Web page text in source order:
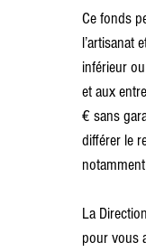
Ce fonds
l’artisanat
inférieur
et aux
€ sans
différer le
La
pour vous